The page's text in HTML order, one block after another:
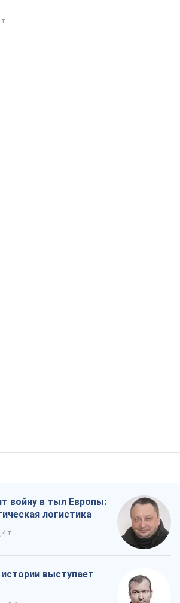
войну в тыл Европы:
логистика
т.
выступает